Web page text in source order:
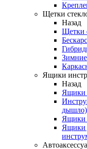
Щетки
Назад
Щетки
Зимние
Ящики
Назад
Ящики
дышло)
Ящики
Ящики